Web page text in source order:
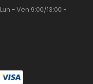
Lun - Ven 9:00/13:00 -